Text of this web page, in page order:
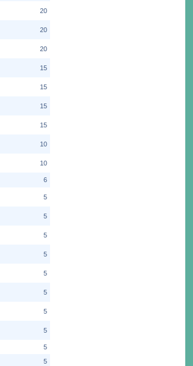
20
20
20
15
15
15
15
10
10
6
5
5
5
5
5
5
5
5
5
5